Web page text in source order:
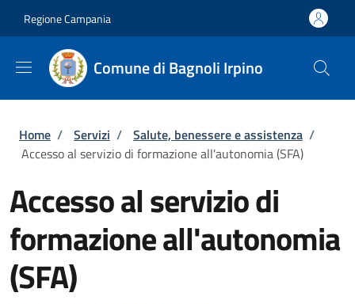
Regione Campania
Comune di Bagnoli Irpino
Briciole di pane
Home / Servizi / Salute, benessere e assistenza /
Accesso al servizio di formazione all'autonomia (SFA)
Accesso al servizio di
formazione all'autonomia
(SFA)